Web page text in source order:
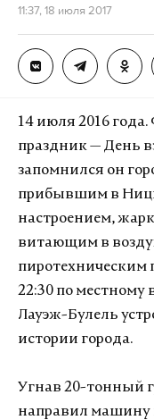
11:37, 18 июля 2017
14 июля 2016
праздник — День
запомнился он
прибывшим в
настроением,
витающим в
пиротехническим
22:30 по
Лауэж-Булель
истории города.
Угнав 20-тонный
направил машину